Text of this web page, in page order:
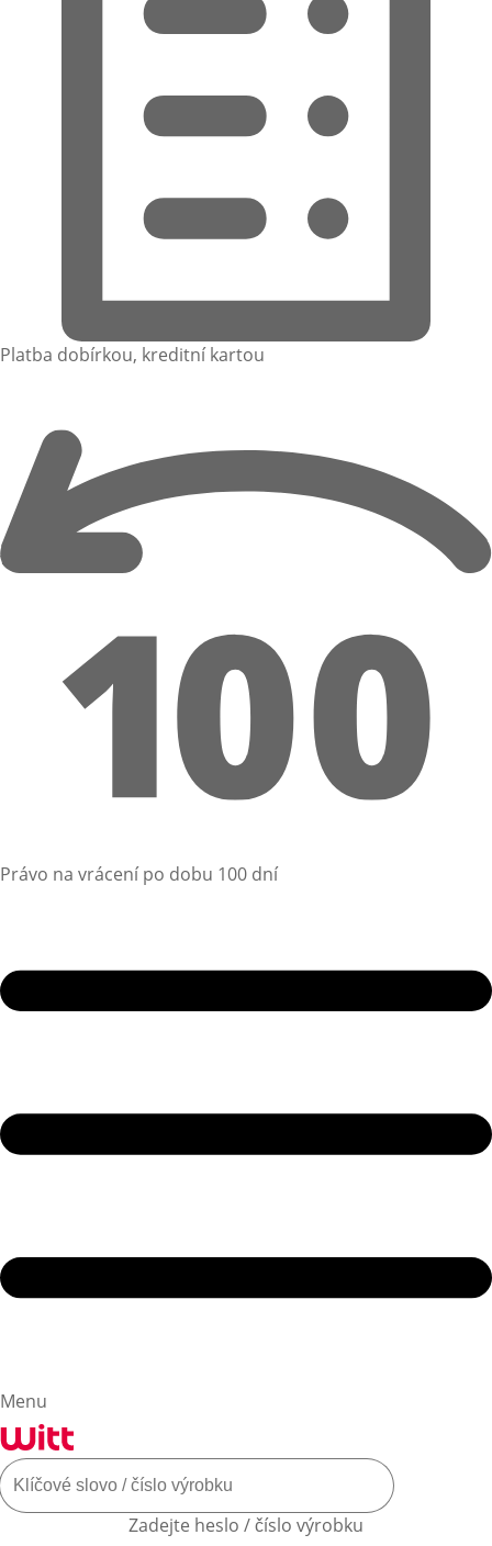
Platba dobírkou, kreditní kartou
Právo na vrácení po dobu 100 dní
Menu
Zadejte heslo / číslo výrobku